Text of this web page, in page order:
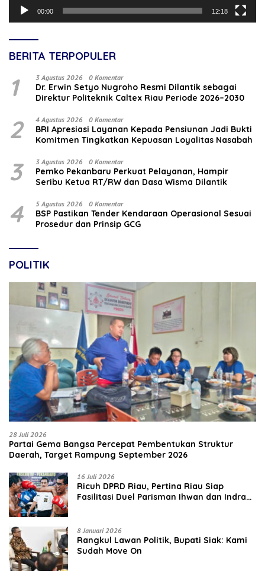
00:00 12:18
BERITA TERPOPULER
1 3 Agustus 2026 0 Komentar
‎Dr. Erwin Setyo Nugroho Resmi Dilantik sebagai
Direktur Politeknik Caltex Riau Periode 2026–2030
2 4 Agustus 2026 0 Komentar
BRI Apresiasi Layanan Kepada Pensiunan Jadi Bukti
Komitmen Tingkatkan Kepuasan Loyalitas Nasabah
3 3 Agustus 2026 0 Komentar
Pemko Pekanbaru Perkuat Pelayanan, Hampir
Seribu Ketua RT/RW dan Dasa Wisma Dilantik
4 5 Agustus 2026 0 Komentar
BSP Pastikan Tender Kendaraan Operasional Sesuai
Prosedur dan Prinsip GCG
POLITIK
28 Juli 2026
Partai Gema Bangsa Percepat Pembentukan Struktur
Daerah, Target Rampung September 2026
16 Juli 2026
‎Ricuh DPRD Riau, Pertina Riau Siap
Fasilitasi Duel Parisman Ihwan dan Indra
8 Januari 2026
Rangkul Lawan Politik, Bupati Siak: Kami
Sudah Move On